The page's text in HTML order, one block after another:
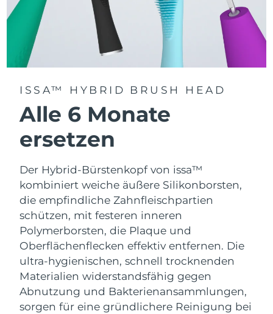
ISSA™ HYBRID BRUSH HEAD
Alle 6 Monate
ersetzen
Der Hybrid-Bürstenkopf von issa™
kombiniert weiche äußere Silikonborsten,
die empfindliche Zahnfleischpartien
schützen, mit festeren inneren
Polymerborsten, die Plaque und
Oberflächenflecken effektiv entfernen. Die
ultra-hygienischen, schnell trocknenden
Materialien widerstandsfähig gegen
Abnutzung und Bakterienansammlungen,
sorgen für eine gründlichere Reinigung bei